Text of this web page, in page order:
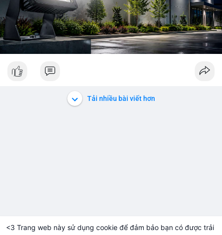
<3 Trang web này sử dụng cookie để đảm bảo bạn có được trải
Tải nhiều bài viết hơn